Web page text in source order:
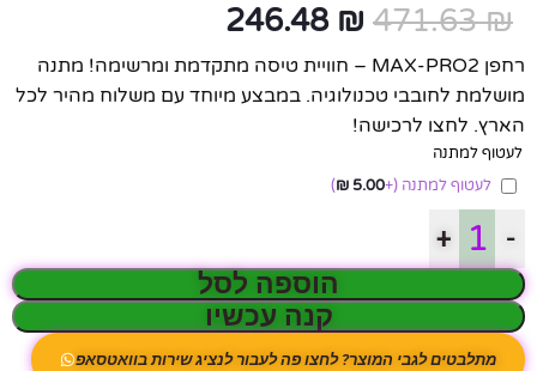
471.63₪
246.48 ₪
רחפן MAX-PRO2 – חוויית טיסה מתקדמת ומרשימה! מתנה
מושלמת לחובבי טכנולוגיה. במבצע מיוחד עם משלוח מהיר לכל
הארץ. לחצו לרכישה!
לעטוף למתנה
לעטוף למתנה (+
5.00
₪
)
-
+
הוספה לסל
קנה עכשיו
מתלבטים לגבי המוצר? לחצו פה לעבור לנציג שירות בוואטסאפ